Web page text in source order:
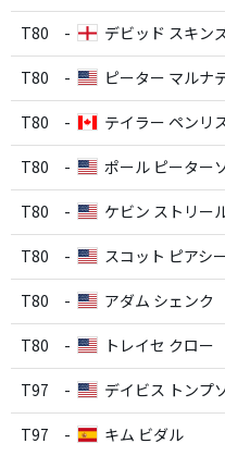
T80 - デビッド スキン
T80 - ピーター マルナ
T80 - テイラー ペンリ
T80 - ポール ピーター
T80 - ケビン ストリー
T80 - スコット ピアシ
T80 - アダム シェンク
T80 - トレイセ クロー
T97 - デイビス トンプ
T97 - キム ビダル